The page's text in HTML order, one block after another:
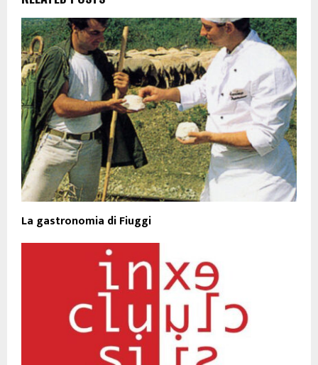
La gastronomia di Fiuggi